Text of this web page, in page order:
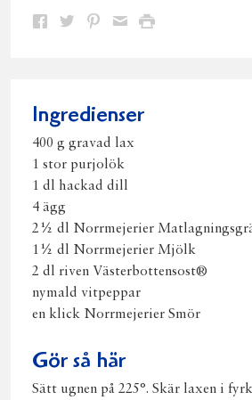
Dela Dela Dela DelaSkriv
Ingredienser
400 g gravad lax
1 stor purjolök
1 dl hackad dill
4 ägg
2½ dl Norrmejerier
1½ dl Norrmejerier Mjölk
2 dl riven Västerbottensost®
nymald vitpeppar
en klick Norrmejerier Smör
Gör så här
Sätt ugnen på 225°. Skär laxen i